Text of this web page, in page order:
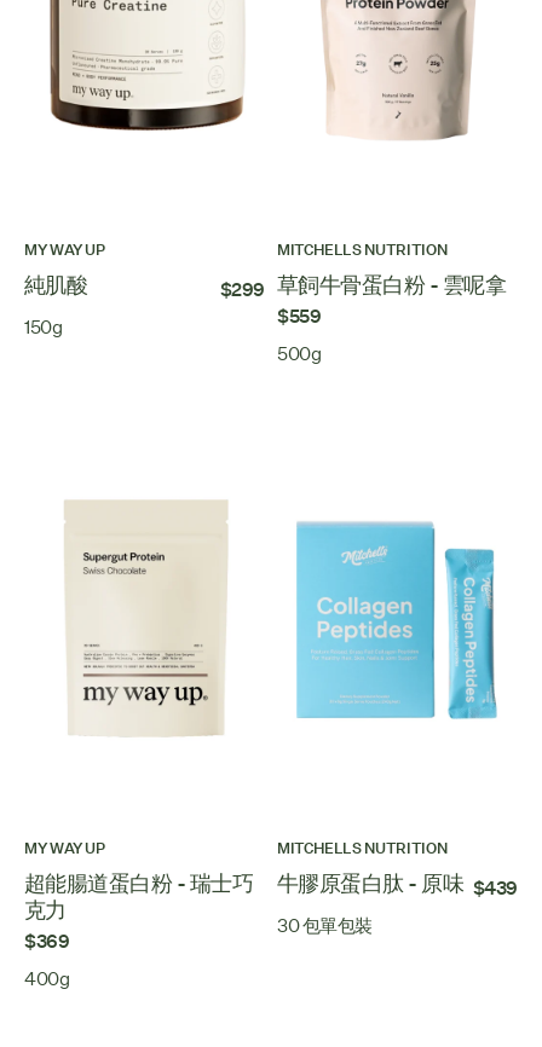
MY WAY UP
純肌酸 $299
150g
MITCHELLS NUTRITION
草飼牛骨蛋白粉 - 雲呢拿
$559
500g
MY WAY UP
超能腸道蛋白粉 - 瑞士巧
克力
$369
400g
MITCHELLS NUTRITION
牛膠原蛋白肽 - 原味 $439
30 包單包裝